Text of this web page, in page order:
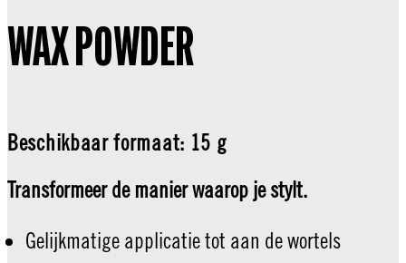
WAX POWDER
Beschikbaar formaat: 15 g
Transformeer de manier waarop je stylt.
Gelijkmatige applicatie tot aan de wortels